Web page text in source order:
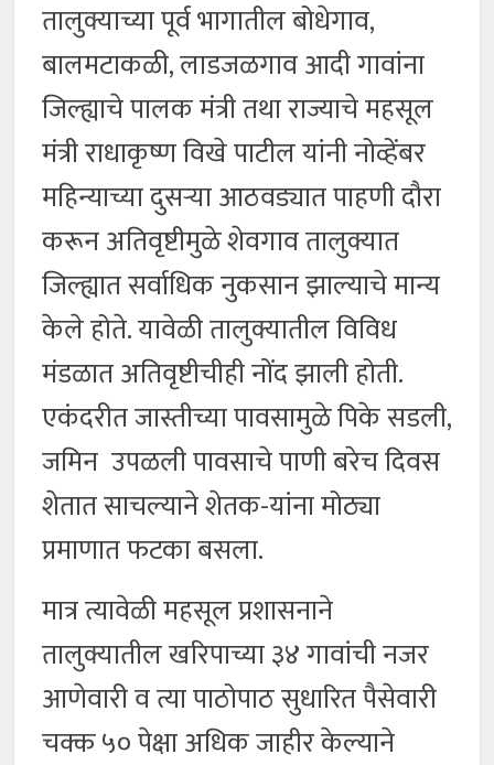
तालुक्याच्या पूर्व भागातील बोधेगाव,
बालमटाकळी, लाडजळगाव आदी गावांना
जिल्ह्याचे पालक मंत्री तथा राज्याचे महसूल
मंत्री राधाकृष्ण विखे पाटील यांनी नोव्हेंबर
महिन्याच्या दुसऱ्या आठवड्यात पाहणी दौरा
करून अतिवृष्टीमुळे शेवगाव तालुक्यात
जिल्ह्यात सर्वाधिक नुकसान झाल्याचे मान्य
केले होते. यावेळी तालुक्यातील विविध
मंडळात अतिवृष्टीचीही नोंद झाली होती.
एकंदरीत जास्तीच्या पावसामुळे पिके सडली,
जमिन उपळली पावसाचे पाणी बरेच दिवस
शेतात साचल्याने शेतक-यांना मोठ्या
प्रमाणात फटका बसला.
मात्र त्यावेळी महसूल प्रशासनाने
तालुक्यातील खरिपाच्या ३४ गावांची नजर
आणेवारी व त्या पाठोपाठ सुधारित पैसेवारी
चक्क ५० पेक्षा अधिक जाहीर केल्याने